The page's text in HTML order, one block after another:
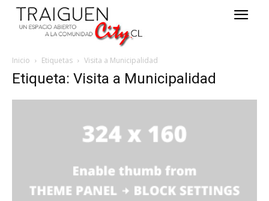
Inicio Etiquetas Visita a Municipalidad
Etiqueta: Visita a Municipalidad